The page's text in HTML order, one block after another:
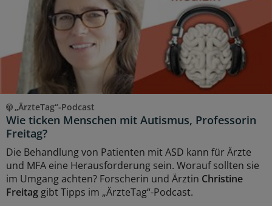
„ÄrzteTag“-Podcast
Wie ticken Menschen mit Autismus, Professorin
Freitag?
Die Behandlung von Patienten mit ASD kann für Ärzte
und MFA eine Herausforderung sein. Worauf sollten sie
im Umgang achten? Forscherin und Ärztin Christine
Freitag gibt Tipps im „ÄrzteTag“-Podcast.